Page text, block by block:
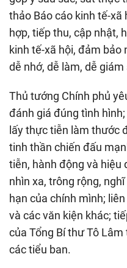
thảo Báo cáo kinh tế-xã
hợp, tiếp thu, cập nhật,
kinh tế-xã hội, đảm bảo
dễ nhớ, dễ làm, dễ
Thủ tướng Chính phủ
đánh giá đúng tình
lấy thực tiễn làm thước
tinh thần chiến đấu
tiễn, hành động và hiệu
nhìn xa, trông rộng,
hạn của chính mình;
và các văn kiện khác;
của Tổng Bí thư Tô
các tiểu ban.